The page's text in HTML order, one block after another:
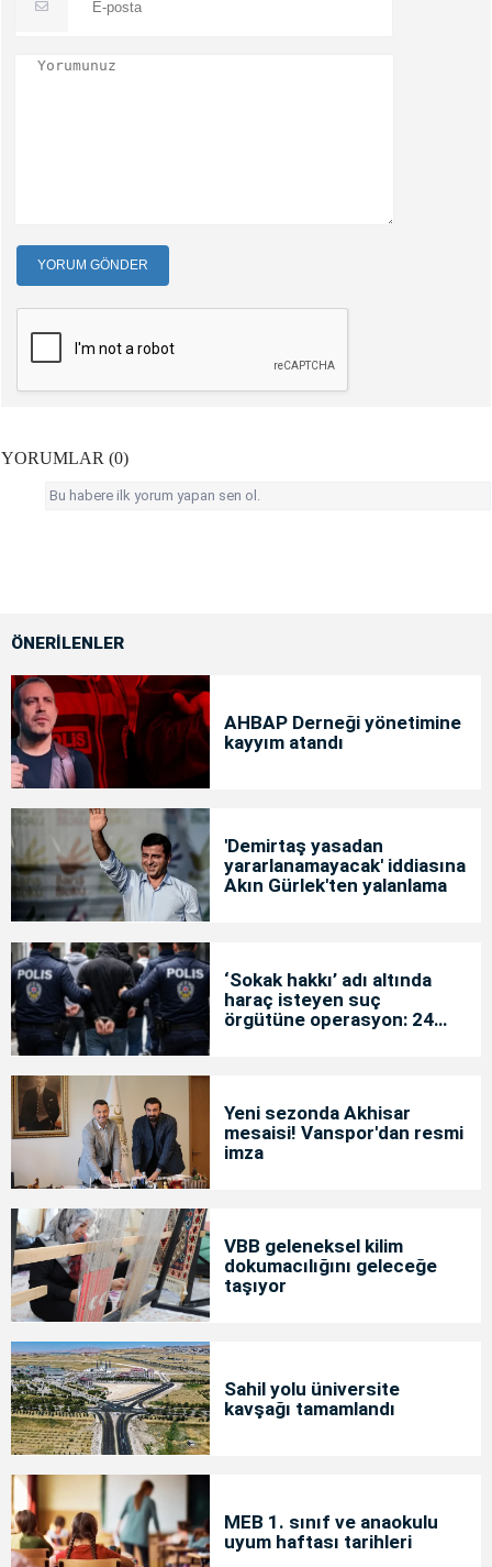
YORUM GÖNDER
YORUMLAR (0)
Bu habere ilk yorum yapan sen ol.
ÖNERİLENLER
AHBAP Derneği yönetimine
kayyım atandı
'Demirtaş yasadan
yararlanamayacak' iddiasına
Akın Gürlek'ten yalanlama
‘Sokak hakkı’ adı altında
haraç isteyen suç
örgütüne operasyon: 24
Yeni sezonda Akhisar
mesaisi! Vanspor'dan resmi
imza
VBB geleneksel kilim
dokumacılığını geleceğe
taşıyor
Sahil yolu üniversite
kavşağı tamamlandı
MEB 1. sınıf ve anaokulu
uyum haftası tarihleri